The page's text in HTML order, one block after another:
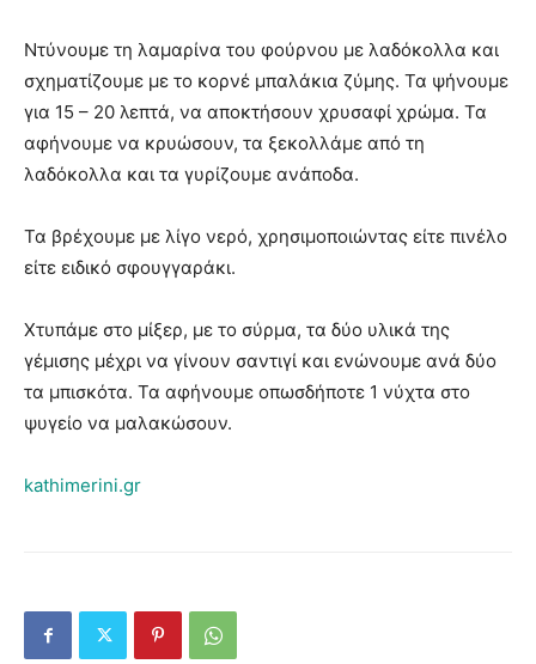
Ντύνουμε τη λαμαρίνα του φούρνου με λαδόκολλα και
σχηματίζουμε με το κορνέ μπαλάκια ζύμης. Τα ψήνουμε
για 15 – 20 λεπτά, να αποκτήσουν χρυσαφί χρώμα. Τα
αφήνουμε να κρυώσουν, τα ξεκολλάμε από τη
λαδόκολλα και τα γυρίζουμε ανάποδα.
Τα βρέχουμε με λίγο νερό, χρησιμοποιώντας είτε πινέλο
είτε ειδικό σφουγγαράκι.
Χτυπάμε στο μίξερ, με το σύρμα, τα δύο υλικά της
γέμισης μέχρι να γίνουν σαντιγί και ενώνουμε ανά δύο
τα μπισκότα. Τα αφήνουμε οπωσδήποτε 1 νύχτα στο
ψυγείο να μαλακώσουν.
kathimerini.gr